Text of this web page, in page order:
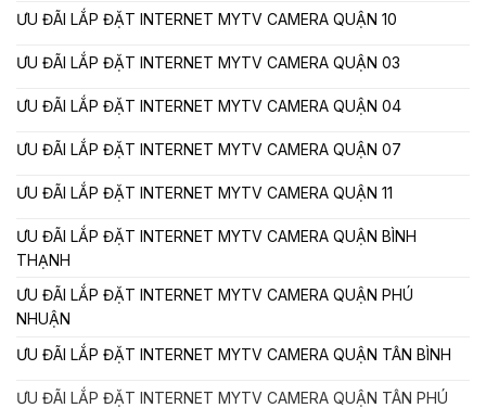
ƯU ĐÃI LẮP ĐẶT INTERNET MYTV CAMERA QUẬN 10
ƯU ĐÃI LẮP ĐẶT INTERNET MYTV CAMERA QUẬN 03
ƯU ĐÃI LẮP ĐẶT INTERNET MYTV CAMERA QUẬN 04
ƯU ĐÃI LẮP ĐẶT INTERNET MYTV CAMERA QUẬN 07
ƯU ĐÃI LẮP ĐẶT INTERNET MYTV CAMERA QUẬN 11
ƯU ĐÃI LẮP ĐẶT INTERNET MYTV CAMERA QUẬN BÌNH
THẠNH
ƯU ĐÃI LẮP ĐẶT INTERNET MYTV CAMERA QUẬN PHÚ
NHUẬN
ƯU ĐÃI LẮP ĐẶT INTERNET MYTV CAMERA QUẬN TÂN BÌNH
ƯU ĐÃI LẮP ĐẶT INTERNET MYTV CAMERA QUẬN TÂN PHÚ